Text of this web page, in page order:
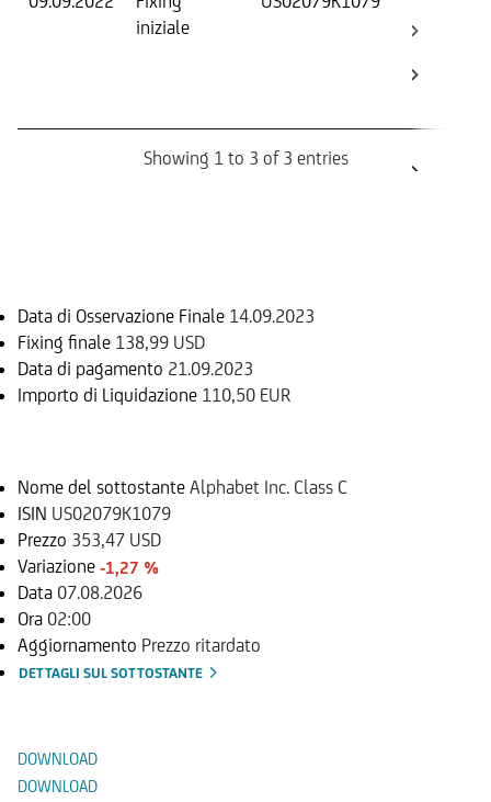
iniziale
Showing 1 to 3 of 3 entries
Data di Osservazione Finale 14.09.2023
Fixing finale 138,99 USD
Data di pagamento 21.09.2023
Importo di Liquidazione 110,50 EUR
Nome del sottostante Alphabet Inc. Class C
ISIN US02079K1079
Prezzo 353,47 USD
Variazione -1,27 %
Data 07.08.2026
Ora 02:00
Aggiornamento Prezzo ritardato
DETTAGLI SUL SOTTOSTANTE
DOWNLOAD
DOWNLOAD